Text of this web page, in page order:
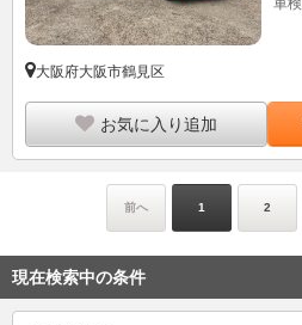
大阪府大阪市鶴見区
お気に入り追加
前へ 1 2
現在検索中の条件